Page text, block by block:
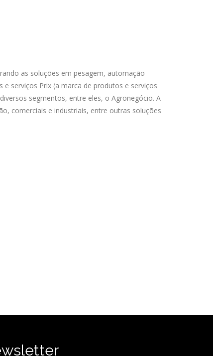
as soluções em pesagem, automação
serviços Prix (a marca de produtos e serviços
segmentos, entre eles, o Agronegócio. A
comerciais e industriais, entre outras soluções